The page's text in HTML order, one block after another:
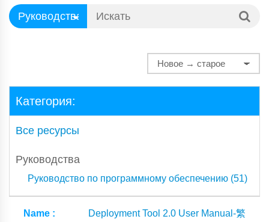
Категория:
Все ресурсы
Руководства
Руководство по программному обеспечению (51)
Deployment Tool 2.0 User Manual-繁